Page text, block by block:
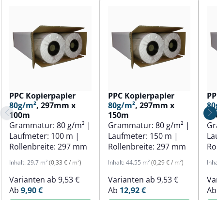
PPC Kopierpapier
80g/m², 297mm x
100m
Grammatur: 80 g/m² |
Laufmeter: 100 m |
Rollenbreite: 297 mm
Inhalt: 29.7 m²(0,33 € / m²)
Varianten ab 9,53 €
Ab 9,90 €
PPC Kopierpapier
80g/m², 297mm x
150m
Grammatur: 80 g/m² |
Laufmeter: 150 m |
Rollenbreite: 297 mm
Inhalt: 44.55 m²(0,29 € / m²)
Varianten ab 9,53 €
Ab 12,92 €